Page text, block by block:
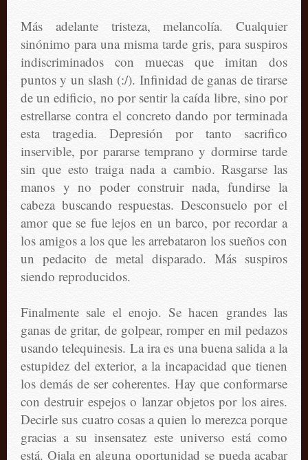
Más adelante tristeza, melancolía. Cualquier
sinónimo para una misma tarde gris, para suspiros
indiscriminados con muecas que imitan dos
puntos y un slash (:/). Infinidad de ganas de tirarse
de un edificio, no por sentir la caída libre, sino por
estrellarse contra el concreto dando por terminada
esta tragedia. Depresión por tanto sacrifico
inservible, por pararse temprano y dormirse tarde
sin que esto traiga nada a cambio. Rasgarse las
manos y no poder construir nada, fundirse la
cabeza buscando respuestas. Desconsuelo por el
amor que se fue lejos en un barco, por recordar a
los amigos a los que les arrebataron los sueños con
un pedacito de metal disparado. Más suspiros
siendo reproducidos.
Finalmente sale el enojo. Se hacen grandes las
ganas de gritar, de golpear, romper en mil pedazos
usando telequinesis. La ira es una buena salida a la
estupidez del exterior, a la incapacidad que tienen
los demás de ser coherentes. Hay que conformarse
con destruir espejos o lanzar objetos por los aires.
Decirle sus cuatro cosas a quien lo merezca porque
gracias a su insensatez este universo está como
está. Ojala en alguna oportunidad se pueda acabar